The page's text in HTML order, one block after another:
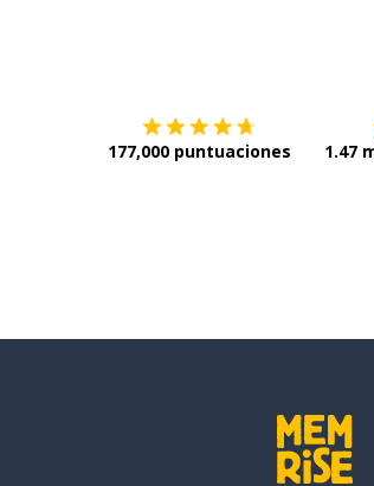
177,000 puntuaciones 1.47